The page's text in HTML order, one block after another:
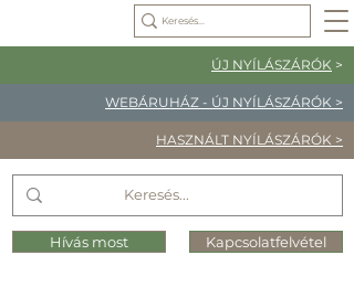
ÚJ NYÍLÁSZÁRÓK >
WEBÁRUHÁZ - ÚJ NYÍLÁSZÁRÓK >
HASZNÁLT NYÍLÁSZÁRÓK >
Hívás most Kapcsolatfelvétel